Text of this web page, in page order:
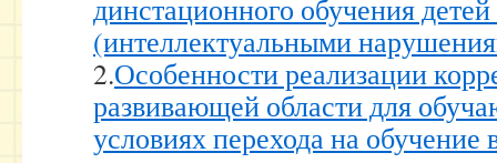
динстационного обучения
(интеллектуальными
2.Особенности реализации
развивающей области для
условиях перехода на